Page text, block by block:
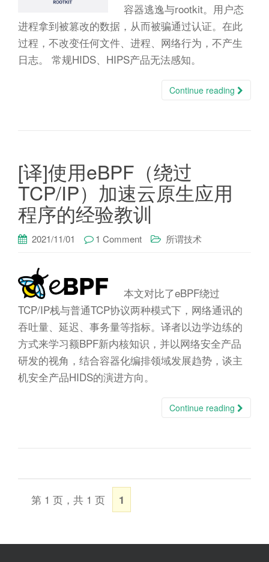
容器逃逸与rootkit。用户态
进程拿到被篡改的数据，从而被骗通过认证。在此
过程，不改变任何文件、进程、网络行为，不产生
日志。 常规HIDS、HIPS产品无法感知。
Continue reading
[译]使用eBPF（绕过
TCP/IP）加速云原生应用
程序的经验教训
2021/11/01 1 Comment 所谓技术
本文对比了eBPF绕过
TCP/IP栈与普通TCP协议两种模式下，网络通讯的
吞吐量、延迟、事务量等指标。译者以边学边练的
方式来学习额BPF新内核知识，并以网络安全产品
研发的视角，结合容器化编排领域发展趋势，谈主
机安全产品HIDS的演进方向。
Continue reading
第 1 页，共 1 页 1